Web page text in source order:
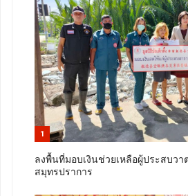
1
ลงพื้นที่มอบเงินช่วยเหลือผู้ประสบว
สมุทรปราการ